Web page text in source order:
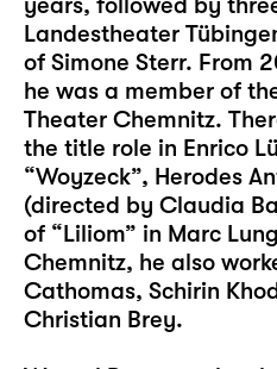
Landestheater
of Simone Sterr. From
he was a member of
Theater Chemnitz.
the title role in Enrico
“Woyzeck”, Herodes
(directed by Claudia
of “Liliom” in Marc
Chemnitz, he also
Cathomas, Schirin
Christian Brey.